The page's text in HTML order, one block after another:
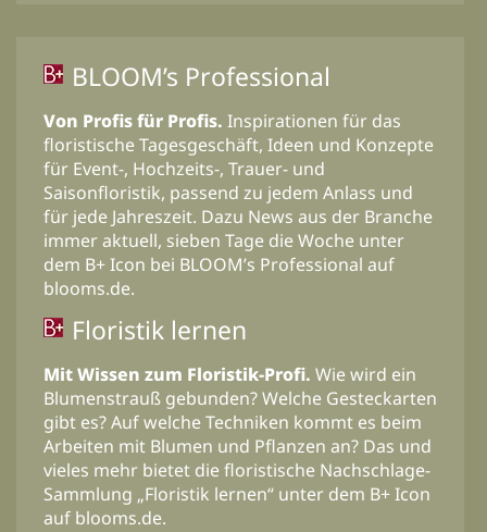
BLOOM’s Professional
Von Profis für Profis. Inspirationen für das
floristische Tagesgeschäft, Ideen und Konzepte
für Event-, Hochzeits-, Trauer- und
Saisonfloristik, passend zu jedem Anlass und
für jede Jahreszeit. Dazu News aus der Branche
immer aktuell, sieben Tage die Woche unter
dem B+ Icon bei BLOOM’s Professional auf
blooms.de.
Floristik lernen
Mit Wissen zum Floristik-Profi. Wie wird ein
Blumenstrauß gebunden? Welche Gesteckarten
gibt es? Auf welche Techniken kommt es beim
Arbeiten mit Blumen und Pflanzen an? Das und
vieles mehr bietet die floristische Nachschlage-
Sammlung „Floristik lernen“ unter dem B+ Icon
auf blooms.de.